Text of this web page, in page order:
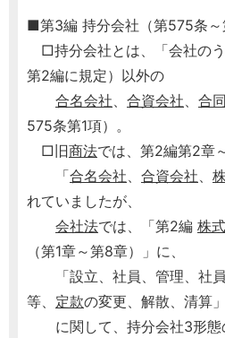
■第3編 持分会社（第575条～
□持分会社とは、「会社のう
第2編に規定）以外の
合名会社、 合資会社、 合
575条第1項）。
□旧商法では、第2編第2章
「合名会社、 合資会社、
れていましたが、
会社法では、「第2編 株
（第1章～第8章）」に、
「設立、社員、管理、社員
等、 定款の変更、解散、清算」
に関して、持分会社3形態